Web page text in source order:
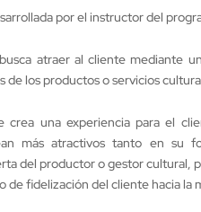
por el instructor del
atraer al cliente mediante
de los productos o servicios
crea una experiencia para el
más atractivos tanto en su
del productor o gestor cultural,
de fidelización del cliente hacia la